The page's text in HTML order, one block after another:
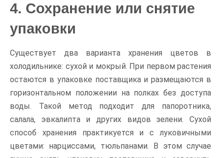
4. Сохранение или снятие
упаковки
Существует два варианта хранения цветов в
холодильнике: сухой и мокрый. При первом растения
остаются в упаковке поставщика и размещаются в
горизонтальном положении на полках без доступа
воды. Такой метод подходит для папоротника,
салала, эвкалипта и других видов зелени. Сухой
способ хранения практикуется и с луковичными
цветами: нарциссами, тюльпанами. В этом случае